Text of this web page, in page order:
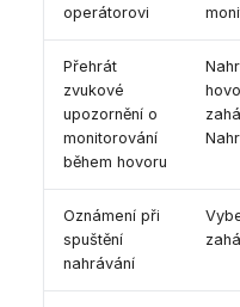
operátorovi
Přehrát
zvukové
upozornění o
monitorování
během hovoru
Oznámení při
spuštění
nahrávání